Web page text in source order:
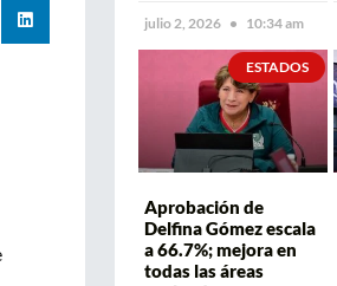
julio 2, 2026 10:34 am
ESTADOS
Aprobación de
Delfina Gómez escala
a 66.7%; mejora en
todas las áreas